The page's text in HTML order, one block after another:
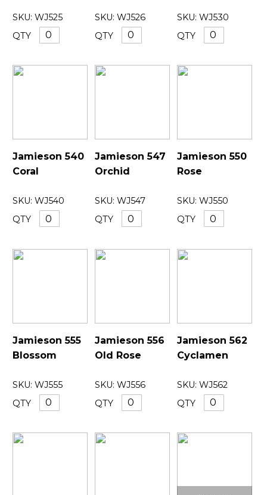
SKU: WJ525
QTY
SKU: WJ526
QTY
SKU: WJ530
QTY
Jamieson 540
Coral
SKU: WJ540
QTY
Jamieson 547
Orchid
SKU: WJ547
QTY
Jamieson 550
Rose
SKU: WJ550
QTY
Jamieson 555
Blossom
SKU: WJ555
QTY
Jamieson 556
Old Rose
SKU: WJ556
QTY
Jamieson 562
Cyclamen
SKU: WJ562
QTY